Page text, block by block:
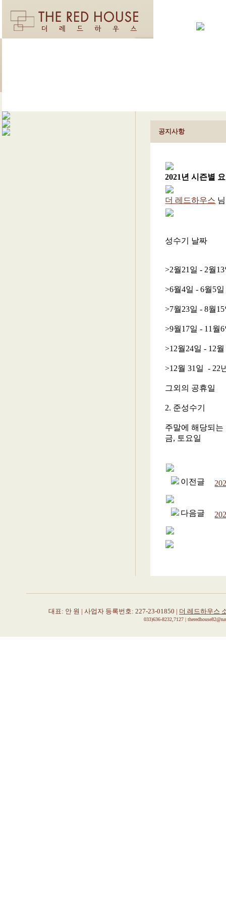
공지사항
2021년 시즌별
더 레드하우스
성수기 날짜
>2월21일 - 2월
>6월4일 - 6월5
>7월23일 - 8월
>9월17일 - 11월
>12월24일 - 12
>12월 31일 - 22
그외의 공휴일
2. 준성수기
주말에 해당되는
금, 토요일
이전글
다음글
대표: 안 원 | 사업자 등록번호: 227-23-01850 | 더 레드하우스
033)636-8232,7127 |